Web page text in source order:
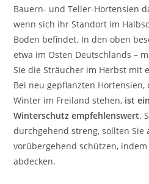
Bauern- und Teller-Hortensien
wenn sich ihr Standort im
Boden befindet. In den oben
etwa im Osten Deutschlands –
Sie die Sträucher im Herbst mit
Bei neu gepflanzten
Winter im Freiland stehen, ist
Winterschutz empfehlenswert.
durchgehend streng, sollten Sie
vorübergehend schützen,
abdecken.